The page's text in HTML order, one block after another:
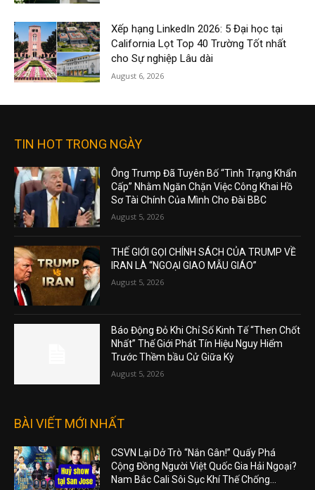
Xếp hạng LinkedIn 2026: 5 Đại học tại
California Lọt Top 40 Trường Tốt nhất
cho Sự nghiệp Lâu dài
August 6, 2026
TIN HOT TRONG NGÀY
Ông Trump Đã Tuyên Bố “Tình Trạng Khẩn
Cấp” Nhằm Ngăn Chặn Việc Công Khai Hồ
Sơ Tài Chính Của Mình Cho Đài BBC
August 5, 2026
THẾ GIỚI GỌI CHÍNH SÁCH CỦA TRUMP VỀ
IRAN LÀ “NGOẠI GIAO MẪU GIÁO”
August 5, 2026
Báo Động Đỏ Khi Chỉ Số Kinh Tế “Then Chốt
Nhất” Thế Giới Phát Tín Hiệu Nguy Hiểm
Trước Thềm bầu Cử Giữa Kỳ
August 5, 2026
BÀI VIẾT MỚI NHẤT
CSVN Lại Dở Trò “Nắn Gân!” Quấy Phá
Cộng Đồng Người Việt Quốc Gia Hải Ngoại?
Nam Bắc Cali Sôi Sục Khí Thế Chống...